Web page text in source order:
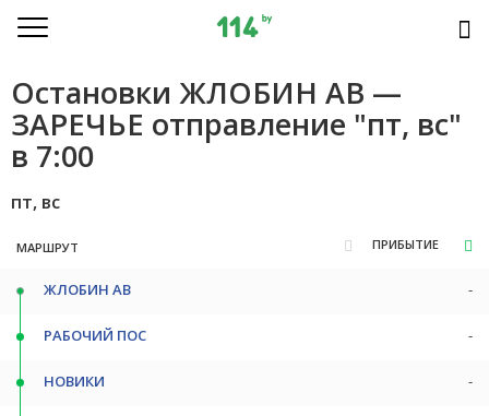
Остановки ЖЛОБИН АВ —
ЗАРЕЧЬЕ отправление "пт, вс"
в 7:00
пт, вс
МАРШРУТ ПРИБЫТИЕ
ЖЛОБИН АВ -
РАБОЧИЙ ПОС -
НОВИКИ -